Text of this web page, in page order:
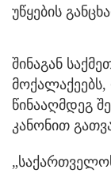
უწყების
შინაგან
მოქალაქეებს,
წინააღმდეგ
კანონით